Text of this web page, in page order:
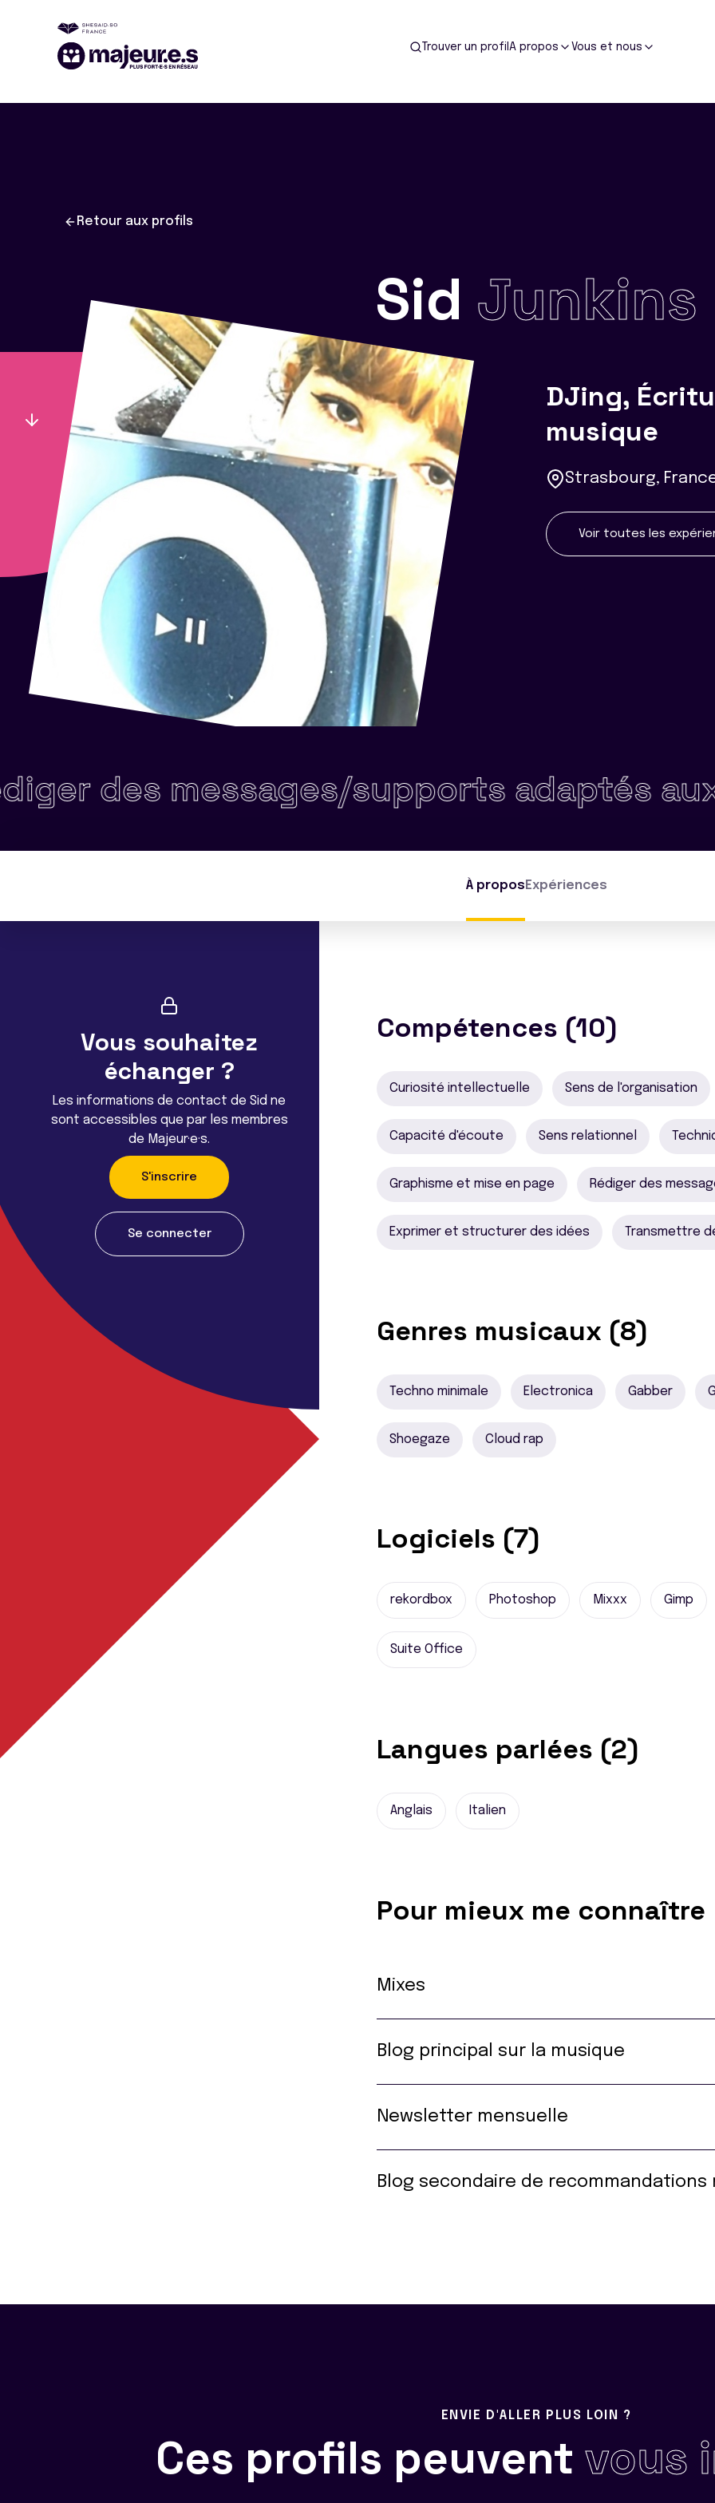
Trouver un profil A propos Vous et nous
Retour aux profils
Sid Junkins
DJing,
musique
Strasbourg,
Voir toutes les
messages/supports adaptés aux
À propos Expériences
Vous souhaitez
échanger ?
Les informations de contact de Sid ne
sont accessibles que par les membres
de Majeur·e·s.
S'inscrire
Se connecter
Compétences (10)
Curiosité intellectuelle Sens de l'organisation
Capacité d'écoute Sens relationnel
Graphisme et mise en page Rédiger des
Exprimer et structurer des idées Transmettre
Genres musicaux (8)
Techno minimale Electronica Gabber
Shoegaze Cloud rap
Logiciels (7)
rekordbox Photoshop Mixxx Gimp
Suite Office
Langues parlées (2)
Anglais Italien
Pour mieux me connaître
Mixes
Blog principal sur la musique
Newsletter mensuelle
Blog secondaire de recommandations
ENVIE D'ALLER PLUS LOIN ?
Ces profils peuvent vous